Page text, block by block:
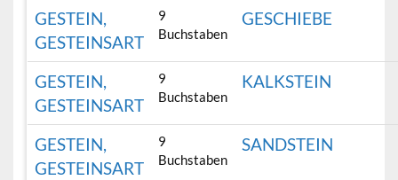
GESTEIN,
GESTEINSART
9
Buchstaben
GESCHIEBE
GESTEIN,
GESTEINSART
9
Buchstaben
KALKSTEIN
GESTEIN,
GESTEINSART
9
Buchstaben
SANDSTEIN